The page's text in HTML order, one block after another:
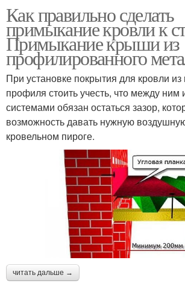
Как правильно сделать
примыкание кровли к
Примыкание крыши из
профилированного
При установке покрытия для кровли из
профиля стоить учесть, что между ним
системами обязан остаться зазор,
возможность давать нужную
кровельном пироге.
читать дальше →